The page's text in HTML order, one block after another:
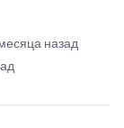
назад